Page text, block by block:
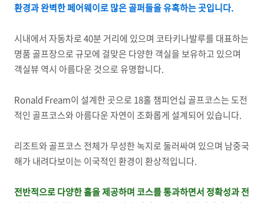
환경과 완벽한 페어웨이로 많은 골퍼들을 유혹하는 곳입니다.
시내에서 자동차로 40분 거리에 있으며 코타키나발루를 대표하는
명품 골프장으로 규모에 걸맞은 다양한 객실을 보유하고 있으며
객실뷰 역시 아름다운 것으로 유명합니다.
Ronald Fream이 설계한 곳으로 18홀 챔피언십 골프코스는 도전
적인 골프코스와 아름다운 자연이 조화롭게 설계되어 있습니다.
리조트와 골프코스 전체가 무성한 녹지로 둘러싸여 있으며 남중국
해가 내려다보이는 이국적인 환경이 환상적입니다.
전반적으로 다양한 홀을 제공하며 코스를 통과하면서 정확성과 전